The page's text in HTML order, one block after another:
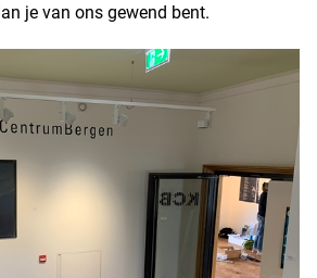
je van ons gewend bent.